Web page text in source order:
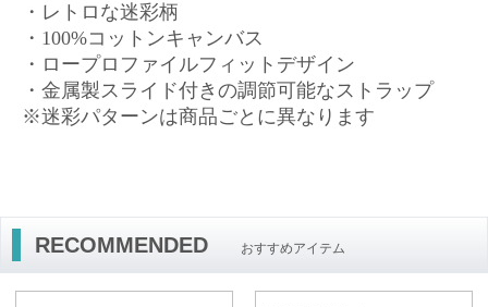
・ レトロな迷彩柄
・100%コットンキャンバス
・ロープロファイルフィットデザイン
・金属製スライド付きの調節可能なストラップ
※迷彩パターンは商品ごとに異なります
RECOMMENDED おすすめアイテム